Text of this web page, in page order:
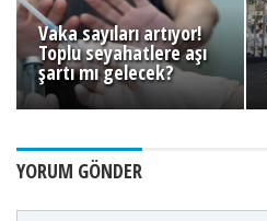
Vaka sayıları artıyor!
Toplu seyahatlere aşı
şartı mı gelecek?
YORUM GÖNDER